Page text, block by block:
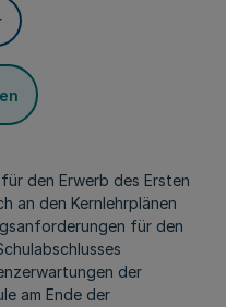
den Erwerb des Ersten
an den Kernlehrplänen
für den
der
am Ende der